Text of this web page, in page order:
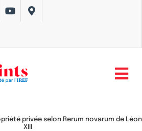
privée selon Rerum novarum de Léon
XIII